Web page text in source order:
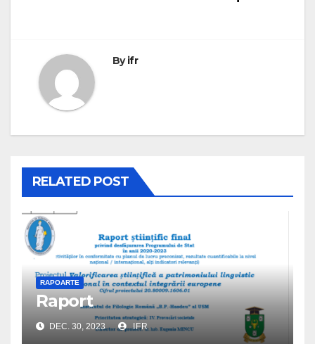
articoleByifr
RELATED POST
RAPOARTE
Raport
DEC. 30, 2023 IFR